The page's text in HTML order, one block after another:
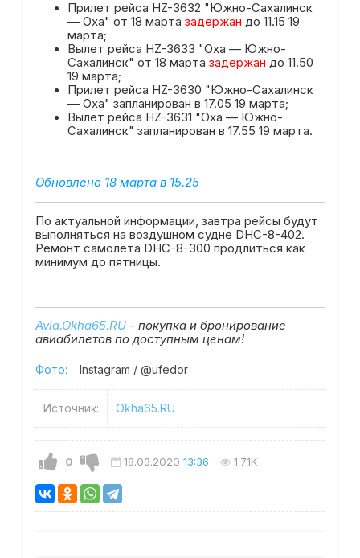
Прилет рейса HZ-3632 "Южно-Сахалинск
— Оха" от 18 марта задержан до 11.15 19
марта;
Вылет рейса HZ-3633 "Оха — Южно-
Сахалинск" от 18 марта задержан до 11.50
19 марта;
Прилет рейса HZ-3630 "Южно-Сахалинск
— Оха" запланирован в 17.05 19 марта;
Вылет рейса HZ-3631 "Оха — Южно-
Сахалинск" запланирован в 17.55 19 марта.
Обновлено 18 марта в 15.25
По актуальной информации, завтра рейсы будут
выполняться на воздушном судне DHC-8-402.
Ремонт самолёта DHC-8-300 продлиться как
минимум до пятницы.
Avia.Okha65.RU- покупка и бронирование
авиабилетов по доступным ценам!
Фото: Instagram / @ufedor
Источник: Okha65.RU
0 18.03.2020 13:36 1.71K